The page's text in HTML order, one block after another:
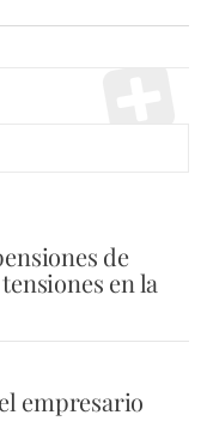
de
en la
empresario